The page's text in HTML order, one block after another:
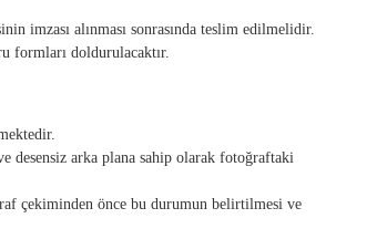
imzası alınması sonrasında teslim edilmelidir.
formları doldurulacaktır.
desensiz arka plana sahip olarak fotoğraftaki
çekiminden önce bu durumun belirtilmesi ve